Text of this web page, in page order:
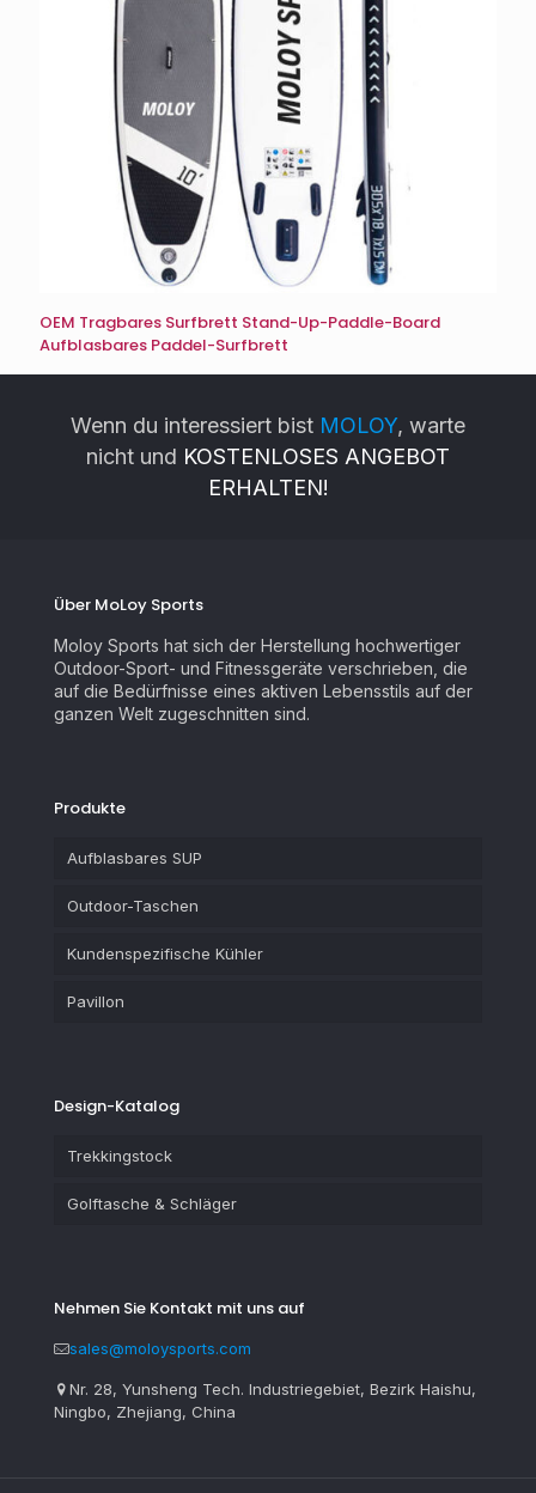
OEM Tragbares Surfbrett Stand-Up-Paddle-Board
Aufblasbares Paddel-Surfbrett
Wenn du interessiert bist MOLOY, warte
nicht und KOSTENLOSES ANGEBOT
ERHALTEN!
Über MoLoy Sports
Moloy Sports hat sich der Herstellung hochwertiger
Outdoor-Sport- und Fitnessgeräte verschrieben, die
auf die Bedürfnisse eines aktiven Lebensstils auf der
ganzen Welt zugeschnitten sind.
Produkte
Aufblasbares SUP
Outdoor-Taschen
Kundenspezifische Kühler
Pavillon
Design-Katalog
Trekkingstock
Golftasche & Schläger
Nehmen Sie Kontakt mit uns auf
sales@moloysports.com
Nr. 28, Yunsheng Tech. Industriegebiet, Bezirk Haishu,
Ningbo, Zhejiang, China